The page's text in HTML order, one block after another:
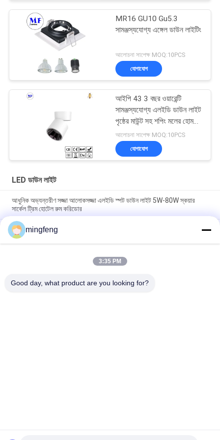
MR16 GU10 Gu5.3
সামঞ্জস্যযোগ্য এঙ্গেল ডাউন লাইটিং
আলোচনা সাপেক্ষ MOQ:10PCS
যোগাযোগ
আইপি 43 3 বছর ওয়ারেন্টি
সামঞ্জস্যযোগ্য এলইডি ডাউন লাইট
পৃষ্ঠের মাউন্ট সহ শপিং মলের হোম
ব্যবহারের জন্য
আলোচনা সাপেক্ষ MOQ:10PCS
যোগাযোগ
LED ডাউন লাইট
আধুনিক অভ্যন্তরীণ সজ্জা আলোকসজ্জা এলইডি স্পট ডাউন লাইট 5W-80W স্কয়ার
সার্কেল ট্রিম হোটেল রুম করিডোর
295LM 100° IP65 5W ডিমেবল LED ডাউন লাইট ক্যাবিনেট স্পটলাইট
Energy Efficient for Living Room
mingfeng
3:35 PM
Good day, what product are you looking for?